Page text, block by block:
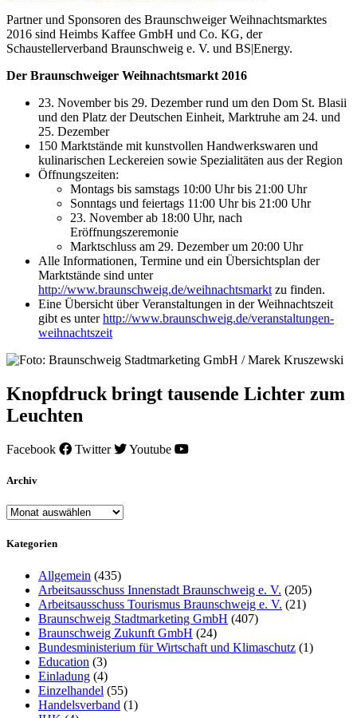
Partner und Sponsoren des Braunschweiger Weihnachtsmarktes
2016 sind Heimbs Kaffee GmbH und Co. KG, der
Schaustellerverband Braunschweig e. V. und BS|Energy.
Der Braunschweiger Weihnachtsmarkt 2016
23. November bis 29. Dezember rund um den Dom St. Blasii
und den Platz der Deutschen Einheit, Marktruhe am 24. und
25. Dezember
150 Marktstände mit kunstvollen Handwerkswaren und
kulinarischen Leckereien sowie Spezialitäten aus der Region
Öffnungszeiten:
Montags bis samstags 10:00 Uhr bis 21:00 Uhr
Sonntags und feiertags 11:00 Uhr bis 21:00 Uhr
23. November ab 18:00 Uhr, nach
Eröffnungszeremonie
Marktschluss am 29. Dezember um 20:00 Uhr
Alle Informationen, Termine und ein Übersichtsplan der
Marktstände sind unter
http://www.braunschweig.de/weihnachtsmarkt zu finden.
Eine Übersicht über Veranstaltungen in der Weihnachtszeit
gibt es unterhttp://www.braunschweig.de/veranstaltungen-
weihnachtszeit
Knopfdruck bringt tausende Lichter zum
Leuchten
Facebook Twitter Youtube
Archiv
Archiv
Kategorien
Allgemein (435)
Arbeitsausschuss Innenstadt Braunschweig e. V. (205)
Arbeitsausschuss Tourismus Braunschweig e. V. (21)
Braunschweig Stadtmarketing GmbH (407)
Braunschweig Zukunft GmbH (24)
Bundesministerium für Wirtschaft und Klimaschutz (1)
Education (3)
Einladung (4)
Einzelhandel (55)
Handelsverband (1)